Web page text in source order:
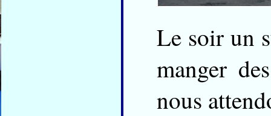
Le soir un
manger
nous